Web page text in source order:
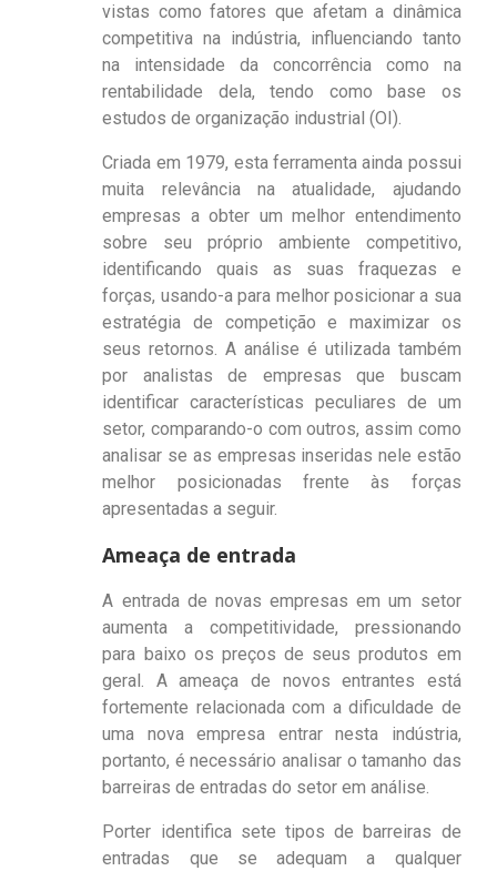
vistas como fatores que afetam a dinâmica
competitiva na indústria, influenciando tanto
na intensidade da concorrência como na
rentabilidade dela, tendo como base os
estudos de organização industrial (OI).
Criada em 1979, esta ferramenta ainda possui
muita relevância na atualidade, ajudando
empresas a obter um melhor entendimento
sobre seu próprio ambiente competitivo,
identificando quais as suas fraquezas e
forças, usando-a para melhor posicionar a sua
estratégia de competição e maximizar os
seus retornos. A análise é utilizada também
por analistas de empresas que buscam
identificar características peculiares de um
setor, comparando-o com outros, assim como
analisar se as empresas inseridas nele estão
melhor posicionadas frente às forças
apresentadas a seguir.
Ameaça de entrada
A entrada de novas empresas em um setor
aumenta a competitividade, pressionando
para baixo os preços de seus produtos em
geral. A ameaça de novos entrantes está
fortemente relacionada com a dificuldade de
uma nova empresa entrar nesta indústria,
portanto, é necessário analisar o tamanho das
barreiras de entradas do setor em análise.
Porter identifica sete tipos de barreiras de
entradas que se adequam a qualquer